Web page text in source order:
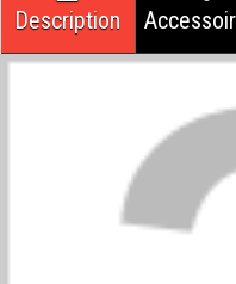
Description